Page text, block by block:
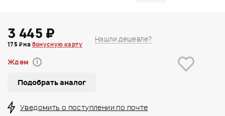
3 445 ₽
175 ₽ на бонусную карту
Нашли дешевле?
Ждем i
Подобрать аналог
Уведомить о поступлении по почте